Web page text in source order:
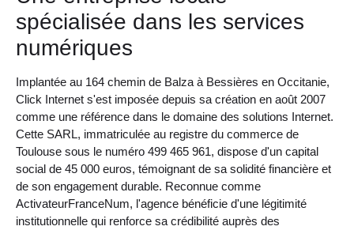
spécialisée dans les services
numériques
Implantée au 164 chemin de Balza à Bessières en Occitanie,
Click Internet s'est imposée depuis sa création en août 2007
comme une référence dans le domaine des solutions Internet.
Cette SARL, immatriculée au registre du commerce de
Toulouse sous le numéro 499 465 961, dispose d'un capital
social de 45 000 euros, témoignant de sa solidité financière et
de son engagement durable. Reconnue comme
ActivateurFranceNum, l'agence bénéficie d'une légitimité
institutionnelle qui renforce sa crédibilité auprès des